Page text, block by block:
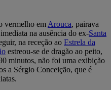
vermelho em Arouca, pairava
na ausência do ex-Santa
na receção ao Estrela da
estreou-se de dragão ao peito,
minutos, não foi uma exibição
a Sérgio Conceição, que é